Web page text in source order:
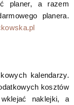
planer, a razem
planera.
kalendarzy.
kosztów
naklejki, a